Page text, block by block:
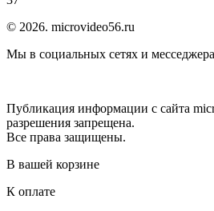
© 2026. microvideo56.ru
Мы в социальных сетях и
Публикация информации с сайта
разрешения запрещена.
Все права защищены.
В вашей корзине
К оплате